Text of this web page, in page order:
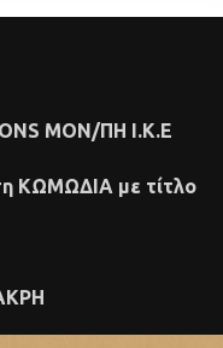
ΜΟΝ/ΠΗ Ι.Κ.Ε
KΩMΩΔIA με τίτλο